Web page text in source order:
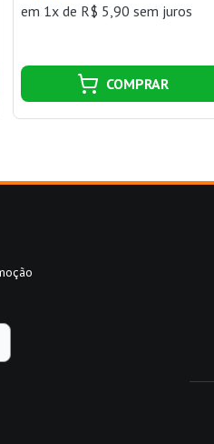
em 1x de R$ 5,90 sem juros
COMPRAR